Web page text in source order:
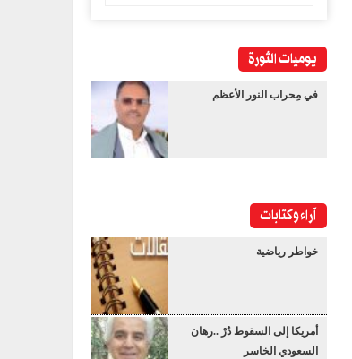
يوميات الثورة
في مِحراب النور الأعظم
آراء وكتابات
خواطر رياضية
أمريكا إلى السقوط دُرْ ..رهان
السعودي الخاسر